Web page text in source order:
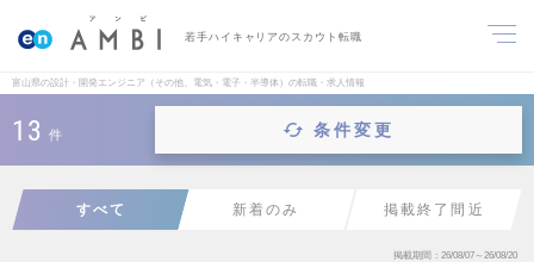
若手ハイキャリアのスカウト転職
富山県の設計・開発エンジニア（その他、電気・電子・半導体）の転職・求人情報
13 件 条件変更
すべて 新着のみ 掲載終了間近
掲載期間 26/08/07～26/08/20